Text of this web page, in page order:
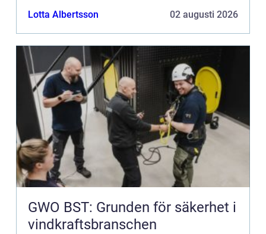
Lotta Albertsson 02 augusti 2026
GWO BST: Grunden för säkerhet i
vindkraftsbranschen